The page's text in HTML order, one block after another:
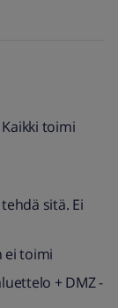
toimi
sitä. Ei
ei toimi
+ DMZ -